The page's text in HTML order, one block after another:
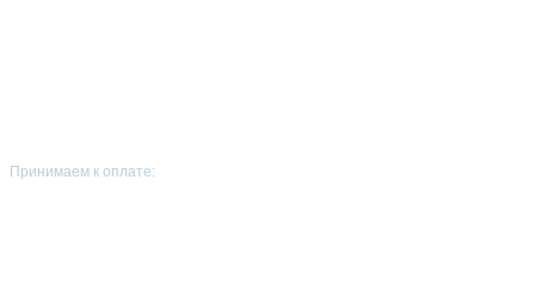
Принимаем к оплате: